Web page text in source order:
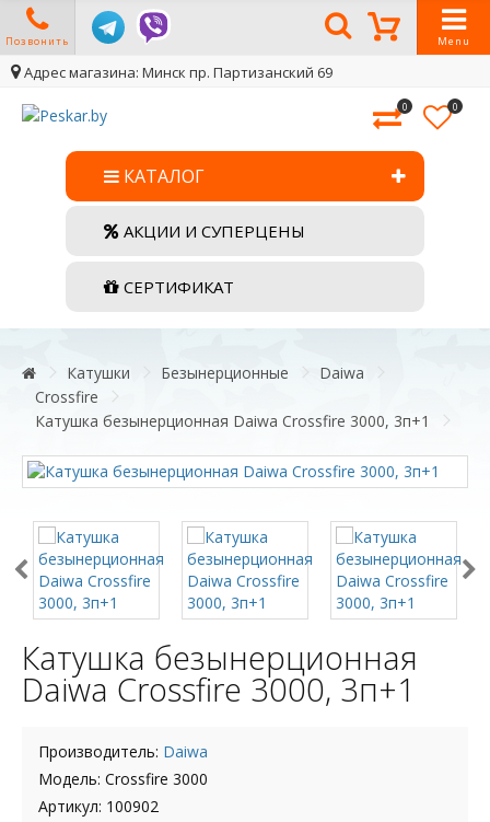
Позвонить Menu
Адрес магазина: Минск пр. Партизанский 69
0 0
КАТАЛОГ
АКЦИИ И СУПЕРЦЕНЫ
СЕРТИФИКАТ
Катушки Безынерционные
Daiwa
Crossfire
Катушка безынерционная Daiwa Crossfire 3000, 3п+1
Катушка безынерционная
Daiwa Crossfire 3000, 3п+1
Производитель: Daiwa
Модель: Crossfire 3000
Артикул: 100902